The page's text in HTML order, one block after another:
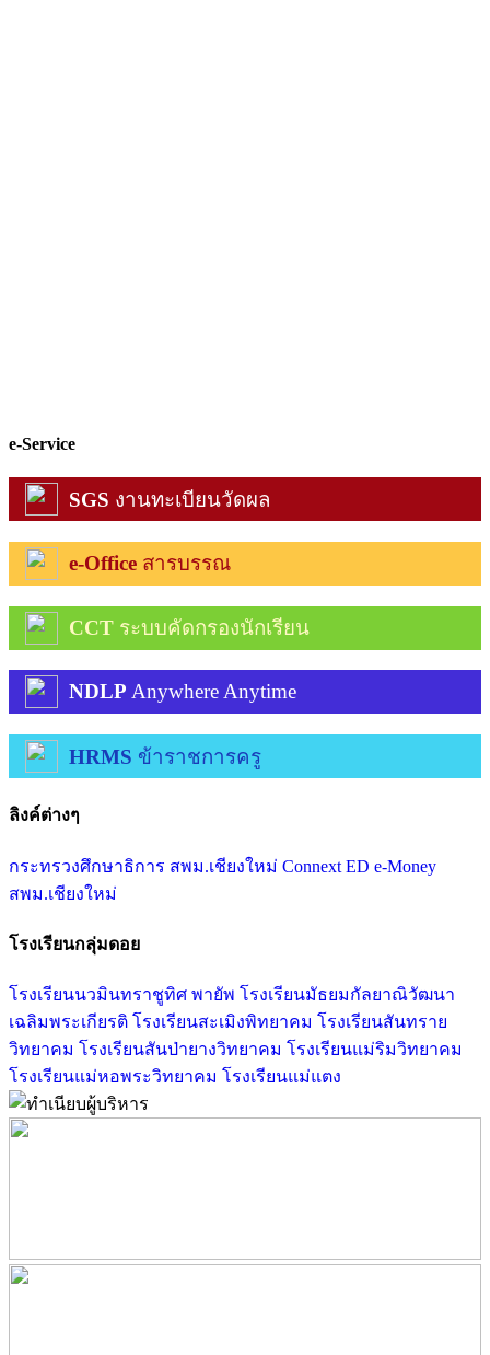
e-Service
SGS งานทะเบียนวัดผล
e-Office สารบรรณ
CCT ระบบคัดกรองนักเรียน
NDLP Anywhere Anytime
HRMS ข้าราชการครู
ลิงค์ต่างๆ
กระทรวงศึกษาธิการ สพม.เชียงใหม่ Connext ED e-Money
สพม.เชียงใหม่
โรงเรียนกลุ่มดอย
โรงเรียนนวมินทราชูทิศ พายัพ โรงเรียนมัธยมกัลยาณิวัฒนา
เฉลิมพระเกียรติ โรงเรียนสะเมิงพิทยาคม โรงเรียนสันทราย
วิทยาคม โรงเรียนสันป่ายางวิทยาคม โรงเรียนแม่ริมวิทยาคม
โรงเรียนแม่หอพระวิทยาคม โรงเรียนแม่แตง